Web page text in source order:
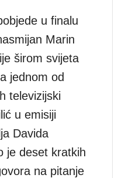
u finalu
Marin
širom svijeta
jednom od
televizijski
u emisiji
Davida
je deset kratkih
na pitanje